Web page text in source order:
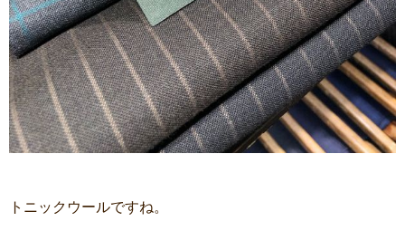
トニックウールですね。